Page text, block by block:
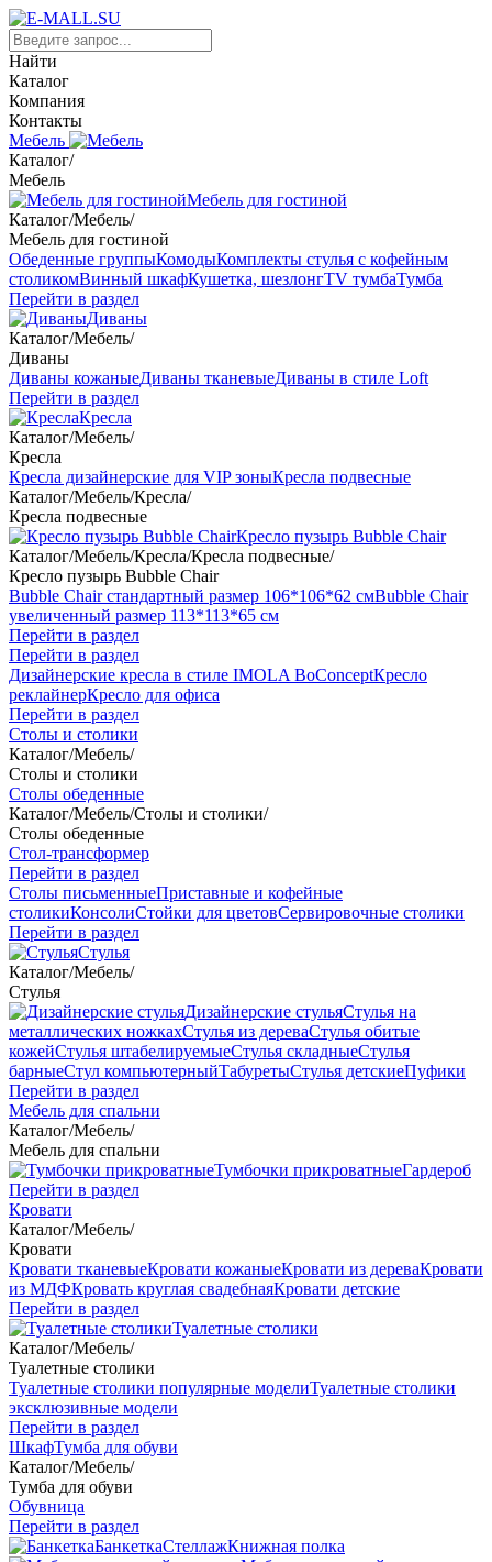
Найти
Каталог
Компания
Контакты
Мебель
Каталог/
Мебель
Мебель для гостиной
Каталог/Мебель/
Мебель для гостиной
Обеденные группыКомодыКомплекты стулья с кофейным
столикомВинный шкафКушетка, шезлонгTV тумбаТумба
Перейти в раздел
Диваны
Каталог/Мебель/
Диваны
Диваны кожаныеДиваны тканевыеДиваны в стиле Loft
Перейти в раздел
Кресла
Каталог/Мебель/
Кресла
Кресла дизайнерские для VIP зоныКресла подвесные
Каталог/Мебель/Кресла/
Кресла подвесные
Кресло пузырь Bubble Chair
Каталог/Мебель/Кресла/Кресла подвесные/
Кресло пузырь Bubble Chair
Bubble Chair стандартный размер 106*106*62 смBubble Chair
увеличенный размер 113*113*65 см
Перейти в раздел
Перейти в раздел
Дизайнерские кресла в стиле IMOLA BoConceptКресло
реклайнерКресло для офиса
Перейти в раздел
Столы и столики
Каталог/Мебель/
Столы и столики
Столы обеденные
Каталог/Мебель/Столы и столики/
Столы обеденные
Стол-трансформер
Перейти в раздел
Столы письменныеПриставные и кофейные
столикиКонсолиСтойки для цветовСервировочные столики
Перейти в раздел
Стулья
Каталог/Мебель/
Стулья
Дизайнерские стульяСтулья на
металлических ножкахСтулья из дереваСтулья обитые
кожейСтулья штабелируемыеСтулья складныеСтулья
барныеСтул компьютерныйТабуретыСтулья детскиеПуфики
Перейти в раздел
Мебель для спальни
Каталог/Мебель/
Мебель для спальни
Тумбочки прикроватныеГардероб
Перейти в раздел
Кровати
Каталог/Мебель/
Кровати
Кровати тканевыеКровати кожаныеКровати из дереваКровати
из МДФКровать круглая свадебнаяКровати детские
Перейти в раздел
Туалетные столики
Каталог/Мебель/
Туалетные столики
Туалетные столики популярные моделиТуалетные столики
эксклюзивные модели
Перейти в раздел
ШкафТумба для обуви
Каталог/Мебель/
Тумба для обуви
Обувница
Перейти в раздел
БанкеткаСтеллажКнижная полка